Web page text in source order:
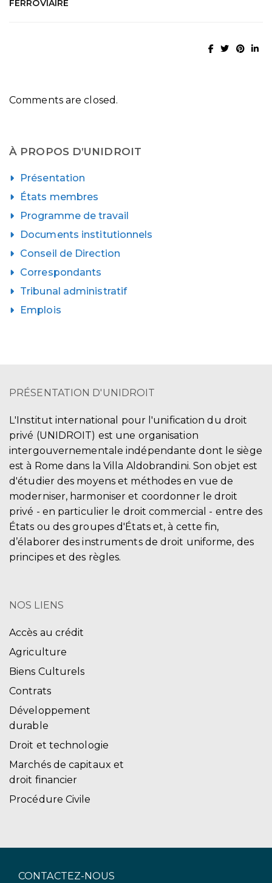
FERROVIAIRE
Comments are closed.
À PROPOS D’UNIDROIT
Présentation
États membres
Programme de travail
Documents institutionnels
Conseil de Direction
Correspondants
Tribunal administratif
Emplois
PRÉSENTATION D'UNIDROIT
L'Institut international pour l'unification du droit
privé (UNIDROIT) est une organisation
intergouvernementale indépendante dont le siège
est à Rome dans la Villa Aldobrandini. Son objet est
d'étudier des moyens et méthodes en vue de
moderniser, harmoniser et coordonner le droit
privé - en particulier le droit commercial - entre des
États ou des groupes d'États et, à cette fin,
d’élaborer des instruments de droit uniforme, des
principes et des règles.
NOS LIENS
Accès au crédit
Agriculture
Biens Culturels
Contrats
Développement
durable
Droit et technologie
Marchés de capitaux et
droit financier
Procédure Civile
CONTACTEZ-NOUS